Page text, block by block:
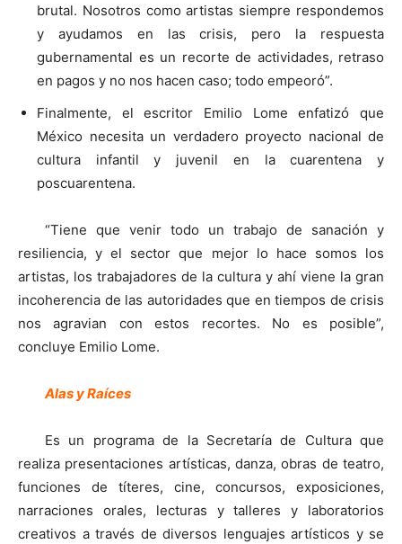
brutal. Nosotros como artistas siempre respondemos
y ayudamos en las crisis, pero la respuesta
gubernamental es un recorte de actividades, retraso
en pagos y no nos hacen caso; todo empeoró”.
Finalmente, el escritor Emilio Lome enfatizó que
México necesita un verdadero proyecto nacional de
cultura infantil y juvenil en la cuarentena y
poscuarentena.
“Tiene que venir todo un trabajo de sanación y
resiliencia, y el sector que mejor lo hace somos los
artistas, los trabajadores de la cultura y ahí viene la gran
incoherencia de las autoridades que en tiempos de crisis
nos agravian con estos recortes. No es posible”,
concluye Emilio Lome.
Alas y Raíces
Es un programa de la Secretaría de Cultura que
realiza presentaciones artísticas, danza, obras de teatro,
funciones de títeres, cine, concursos, exposiciones,
narraciones orales, lecturas y talleres y laboratorios
creativos a través de diversos lenguajes artísticos y se